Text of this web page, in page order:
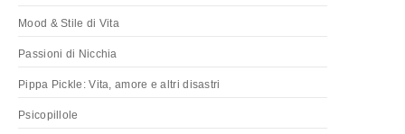
Mood & Stile di Vita
Passioni di Nicchia
Pippa Pickle: Vita, amore e altri disastri
Psicopillole